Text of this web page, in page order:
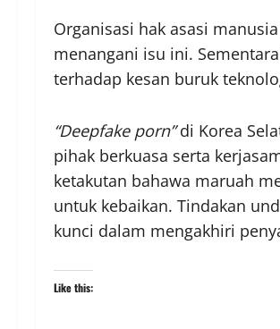
Organisasi hak asasi
menangani isu ini.
terhadap kesan buruk
“Deepfake porn”di Korea
pihak berkuasa serta
ketakutan bahawa maruah
untuk kebaikan. Tindakan
kunci dalam mengakhiri
Like this: